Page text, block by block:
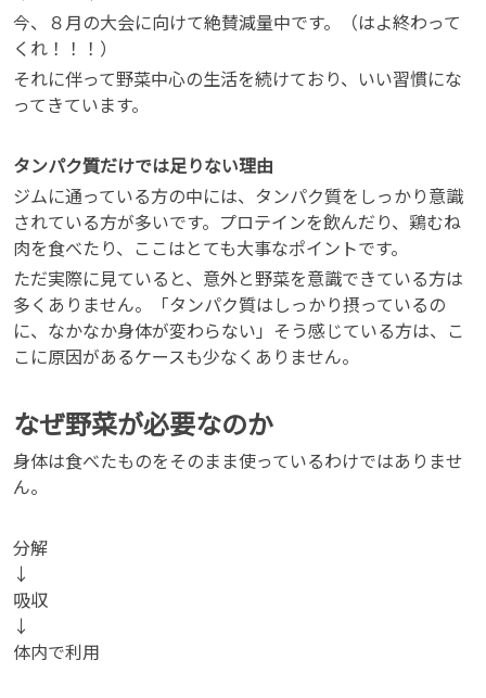
今、８月の大会に向けて絶賛減量中です。（はよ終わって
くれ！！！）
それに伴って野菜中心の生活を続けており、いい習慣にな
ってきています。
タンパク質だけでは足りない理由
ジムに通っている方の中には、タンパク質をしっかり意識
されている方が多いです。プロテインを飲んだり、鶏むね
肉を食べたり、ここはとても大事なポイントです。
ただ実際に見ていると、意外と野菜を意識できている方は
多くありません。「タンパク質はしっかり摂っているの
に、なかなか身体が変わらない」そう感じている方は、こ
こに原因があるケースも少なくありません。
なぜ野菜が必要なのか
身体は食べたものをそのまま使っているわけではありませ
ん。
分解
↓
吸収
↓
体内で利用